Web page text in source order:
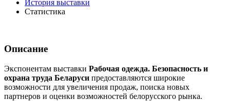
История выставки
Статистика
Описание
Экспонентам выставки Рабочая одежда. Безопасность и
охрана труда Беларуси предоставляются широкие
возможности для увеличения продаж, поиска новых
партнеров и оценки возможностей белорусского рынка.